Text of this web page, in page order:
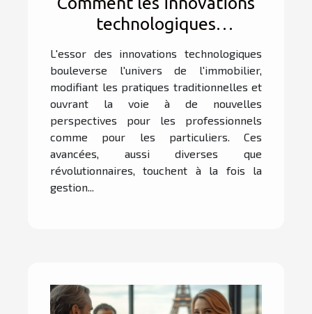
technologiques
l'immobilier ?
L'essor des innovations technologiques
bouleverse l'univers de l'immobilier,
modifiant les pratiques traditionnelles et
ouvrant la voie à de nouvelles
perspectives pour les professionnels
comme pour les particuliers. Ces
avancées, aussi diverses que
révolutionnaires, touchent à la fois la
gestion...